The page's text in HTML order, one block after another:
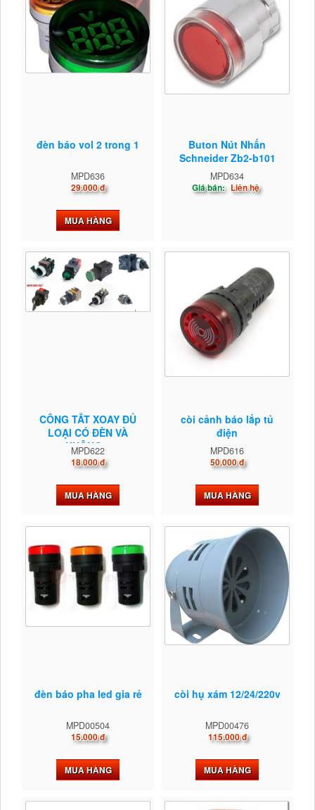
đèn báo vol 2 trong 1
MPD636
29.000 đ
MUA HÀNG
Buton Nút Nhấn
Schneider Zb2-b101
MPD634
Giá bán: Liên hệ
CÔNG TẮT XOAY ĐỦ
LOẠI CÓ ĐÈN VÀ
KHÔNG...
MPD622
18.000 đ
MUA HÀNG
còi cảnh báo lắp tủ
điện
MPD616
50.000 đ
MUA HÀNG
đèn báo pha led gia rẻ
MPD00504
15.000 đ
MUA HÀNG
còi hụ xám 12/24/220v
MPD00476
115.000 đ
MUA HÀNG